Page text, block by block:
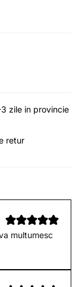
zile in provincie
retur
multumesc